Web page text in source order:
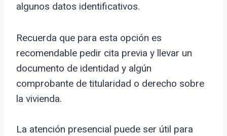
algunos datos identificativos.
Recuerda que para esta opción es
recomendable pedir cita previa y llevar un
documento de identidad y algún
comprobante de titularidad o derecho sobre
la vivienda.
La atención presencial puede ser útil para